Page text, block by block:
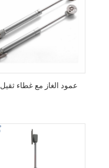
عمود الغاز مع غطاء ثقيل